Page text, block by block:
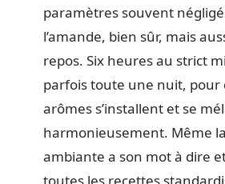
paramètres souvent
l’amande, bien sûr, mais
repos. Six heures au strict
parfois toute une nuit, pour
arômes s’installent et se
harmonieusement. Même
ambiante a son mot à dire